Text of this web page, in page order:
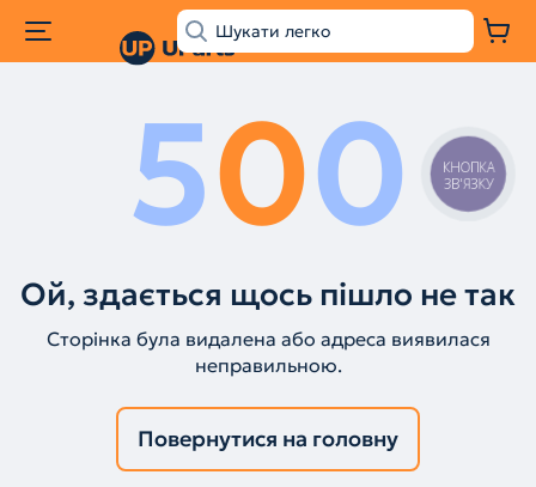
500
Ой, здається щось пішло не так
Сторінка була видалена або адреса виявилася
неправильною.
Повернутися на головну
КНОПКА
ЗВ'ЯЗКУ